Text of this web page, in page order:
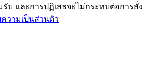
บ และการปฏิเสธจะไม่กระทบต่อการสั่ง
วามเป็นส่วนตัว